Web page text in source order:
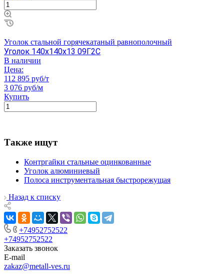
Уголок стальной горячекатаный равнополочный
Уголок 140х140х13 09Г2С
В наличии
Цена:
112 895 руб/т
3 076 руб/м
Купить
Также ищут
Контргайки стальные оцинкованные
Уголок алюминиевый
Полоса инструментальная быстрорежущая
Назад к списку
+74952752522
+74952752522
Заказать звонок
E-mail
zakaz@metall-ves.ru